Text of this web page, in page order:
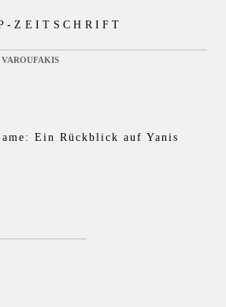
ZEITSCHRIFT
VAROUFAKIS
Ein Rückblick auf Yanis